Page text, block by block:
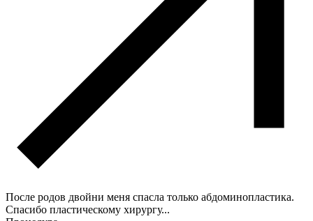
После родов двойни меня спасла только абдоминопластика.
Спасибо пластическому хирургу...